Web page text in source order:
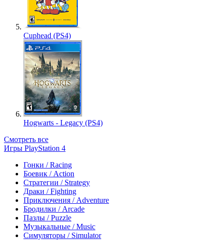
Cuphead (PS4)
Hogwarts - Legacy (PS4)
Смотреть все
Игры PlayStation 4
Гонки / Racing
Боевик / Action
Стратегии / Strategy
Драки / Fighting
Приключения / Adventure
Бродилки / Arcade
Пазлы / Puzzle
Музыкальные / Music
Симуляторы / Simulator